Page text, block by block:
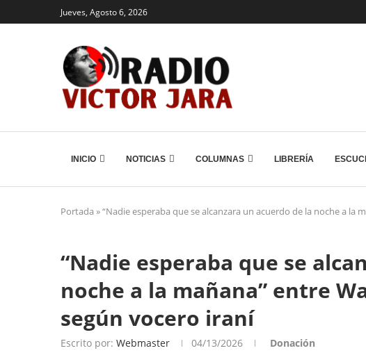
Jueves, Agosto 6, 2026
INICIO NOTICIAS COLUMNAS LIBRERÍA
Portada »“Nadie esperaba que se alcanzara un acuerdo de la noche a la
“Nadie esperaba que se
noche a la mañana” entre
según vocero iraní
Escrito por: Webmaster 04/13/2026 Donación